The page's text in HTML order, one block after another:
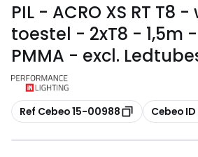
PIL - ACRO XS RT T8
toestel - 2xT8 - 1,5m
PMMA - excl.
Kopiëren
Ref Cebeo 15-00988 Kopiëren
Cebeo ID